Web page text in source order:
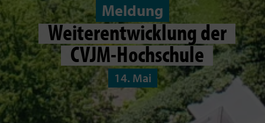
Meldung
Weiterentwicklung der
CVJM-Hochschule
14. Mai